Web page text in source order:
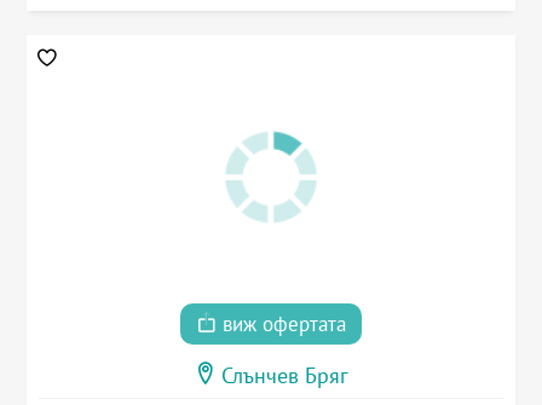
виж офертата
Слънчев Бряг